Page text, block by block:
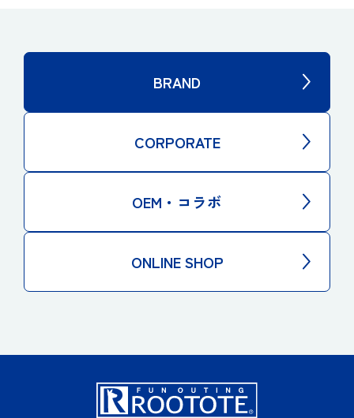
BRAND
CORPORATE
OEM・コラボ
ONLINE SHOP